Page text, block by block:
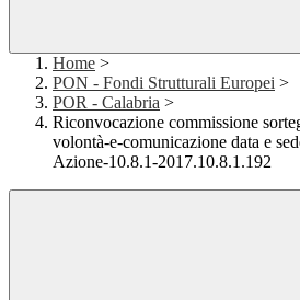
Home >
PON - Fondi Strutturali Europei >
POR - Calabria >
Riconvocazione commissione
volontà-e-comunicazione data e
Azione-10.8.1-2017.10.8.1.192